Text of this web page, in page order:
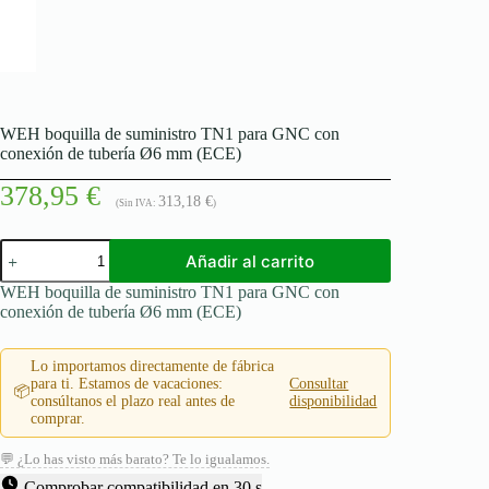
WEH boquilla de suministro TN1 para GNC con
conexión de tubería Ø6 mm (ECE)
378,95 € (Sin IVA: 313,18 €)
WEH
boquilla
de
suministro
TN1
GNC
conexión
tubería
Ø6
mm
Añadir al carrito
WEH boquilla de suministro TN1 para GNC con
conexión de tubería Ø6 mm (ECE)
📦
Lo importamos directamente de fábrica
para ti. Estamos de vacaciones:
consúltanos el plazo real antes de
comprar.
Consultar
disponibilidad
💬 ¿Lo has visto más barato? Te lo igualamos.